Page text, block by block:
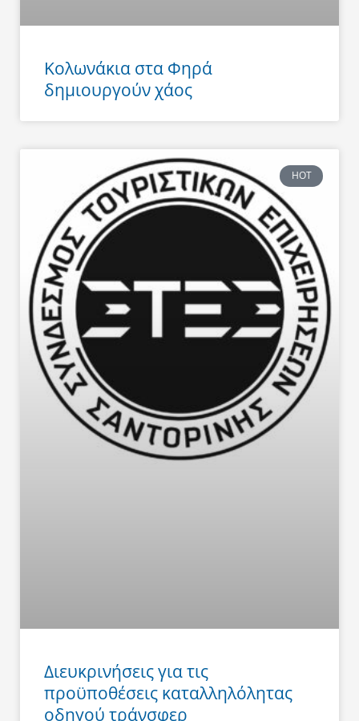
Κολωνάκια στα Φηρά
δημιουργούν χάος
HOT
Διευκρινήσεις για τις
προϋποθέσεις καταλληλόλητας
οδηγού τράνσφερ